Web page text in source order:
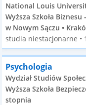
National Louis
Wyższa Szkoła
w Nowym Sączu •
studia niestacjonarne •
Psychologia
Wydział Studiów
Wyższa Szkoła
stopnia